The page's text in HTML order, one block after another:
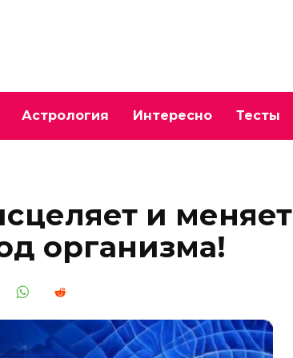
Астрология Интересно Тесты
и меняет
организма!